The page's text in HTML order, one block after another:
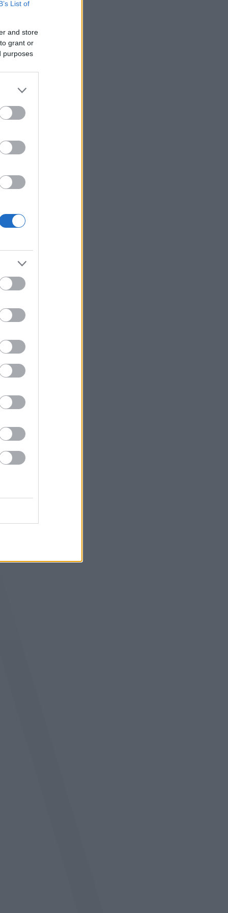
List of
and store
grant or
purposes